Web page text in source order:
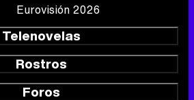
Eurovisión 2026
Telenovelas
Rostros
Foros